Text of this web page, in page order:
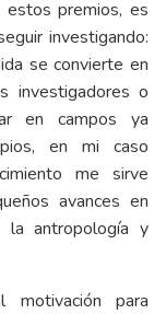
premios, es
investigando:
se convierte en
investigadores o
en campos ya
en mi caso
me sirve
avances en
antropología y
motivación para